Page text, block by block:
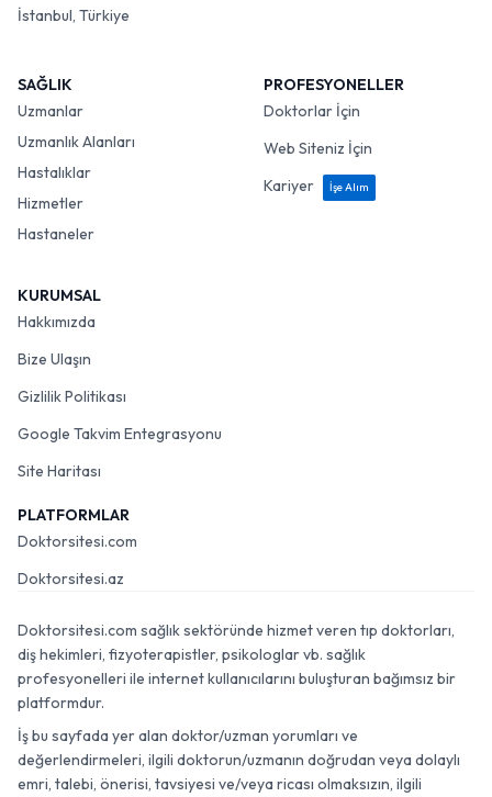
İstanbul, Türkiye
SAĞLIK
Uzmanlar
Uzmanlık Alanları
Hastalıklar
Hizmetler
Hastaneler
PROFESYONELLER
Doktorlar İçin
Web Siteniz İçin
Kariyer
İşe Alım
KURUMSAL
Hakkımızda
Bize Ulaşın
Gizlilik Politikası
Google Takvim Entegrasyonu
Site Haritası
PLATFORMLAR
Doktorsitesi.com
Doktorsitesi.az
Doktorsitesi.com sağlık sektöründe hizmet veren tıp doktorları,
diş hekimleri, fizyoterapistler, psikologlar vb. sağlık
profesyonelleri ile internet kullanıcılarını buluşturan bağımsız bir
platformdur.
İş bu sayfada yer alan doktor/uzman yorumları ve
değerlendirmeleri, ilgili doktorun/uzmanın doğrudan veya dolaylı
emri, talebi, önerisi, tavsiyesi ve/veya ricası olmaksızın, ilgili